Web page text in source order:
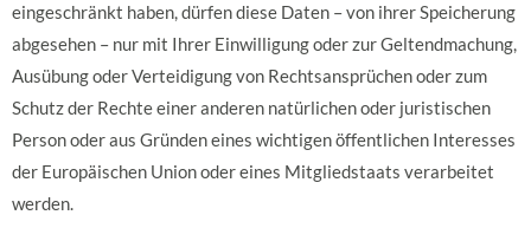
eingeschränkt haben, dürfen diese Daten – von ihrer Speicherung
abgesehen – nur mit Ihrer Einwilligung oder zur Geltendmachung,
Ausübung oder Verteidigung von Rechtsansprüchen oder zum
Schutz der Rechte einer anderen natürlichen oder juristischen
Person oder aus Gründen eines wichtigen öffentlichen Interesses
der Europäischen Union oder eines Mitgliedstaats verarbeitet
werden.